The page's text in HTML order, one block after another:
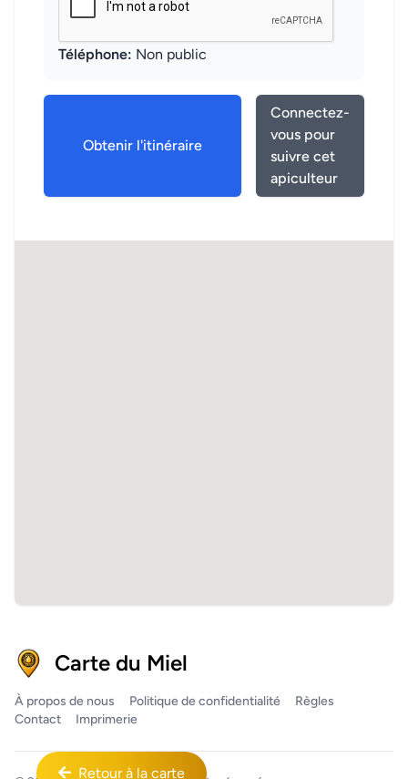
Téléphone: Non public
Obtenir l'itinéraire
Connectez-
vous pour
suivre cet
apiculteur
Retour à la carte
Carte du Miel
À propos de nous Politique de confidentialité
Règles
Contact
Imprimerie